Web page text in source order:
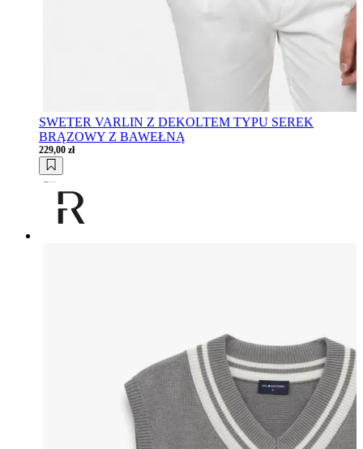
SWETER VARLIN Z DEKOLTEM TYPU SEREK
BRĄZOWY Z BAWEŁNĄ
229,00 zł